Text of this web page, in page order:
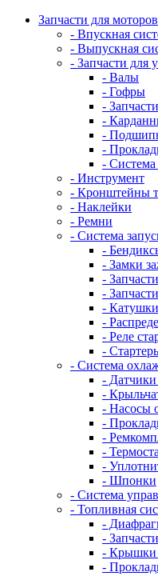
Запчасти для моторов
- Впускная
- Выпускная
- Запчасти для
- Валы
- Гофры
-
-
-
-
- Система
- Инструмент
- Кронштейны
- Наклейки
- Ремни
- Система
-
- Замки
-
-
-
-
- Реле
-
- Система
-
-
- Насосы
-
-
-
-
- Шпонки
- Система
- Топливная
-
-
- Крышки
-